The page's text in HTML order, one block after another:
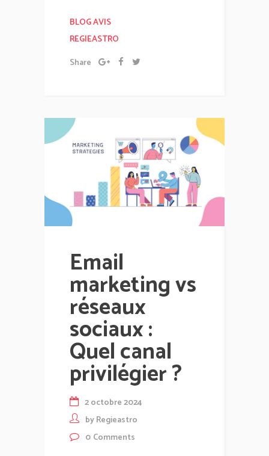
BLOG AVIS
REGIEASTRO
Share
Email
marketing vs
réseaux
sociaux :
Quel canal
privilégier ?
2 octobre 2024
byRegieastro
0 Comments